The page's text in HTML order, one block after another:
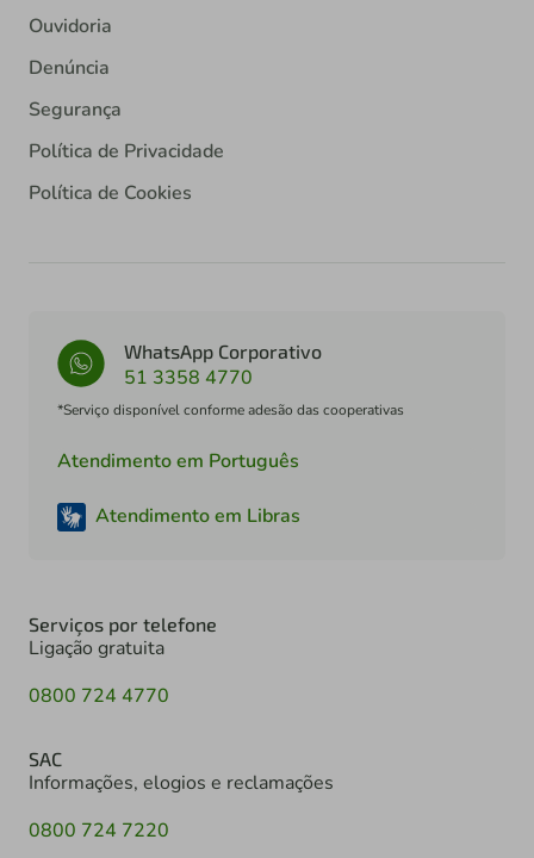
Ouvidoria
Denúncia
Segurança
Política de Privacidade
Política de Cookies
WhatsApp Corporativo
51 3358 4770
*Serviço disponível conforme adesão das cooperativas
Atendimento em Português
Atendimento em Libras
Serviços por telefone
Ligação gratuita
0800 724 4770
SAC
Informações, elogios e reclamações
0800 724 7220